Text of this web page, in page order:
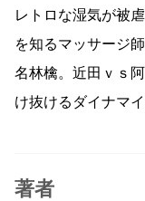
レトロな湿気が被
を知るマッサージ
名林檎。近田ｖｓ
け抜けるダイナマ
著者